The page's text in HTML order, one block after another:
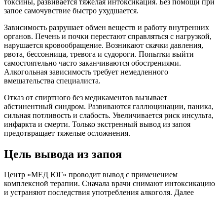
запое самочувствие быстро ухудшается.
Зависимость разрушает обмен веществ и работу внутренних
органов. Печень и почки перестают справляться с нагрузкой,
нарушается кровообращение. Возникают скачки давления,
рвота, бессонница, тревога и судороги. Попытки выйти
самостоятельно часто заканчиваются обострениями.
Алкогольная зависимость требует немедленного
вмешательства специалиста.
Отказ от спиртного без медикаментов вызывает
абстинентный синдром. Развиваются галлюцинации, паника,
сильная потливость и слабость. Увеличивается риск инсульта,
инфаркта и смерти. Только экстренный вывод из запоя
предотвращает тяжелые осложнения.
Цель вывода из запоя
Центр «МЕД ЮГ» проводит вывод с применением
комплексной терапии. Сначала врачи снимают интоксикацию
и устраняют последствия употребления алкоголя. Далее